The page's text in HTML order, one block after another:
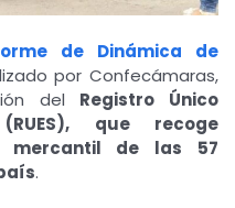
de Dinámica de
por Confecámaras,
del Registro Único
que recoge
mercantil de las 57
.